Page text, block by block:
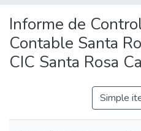
Informe de
Contable Santa
CIC Santa Rosa
Simple